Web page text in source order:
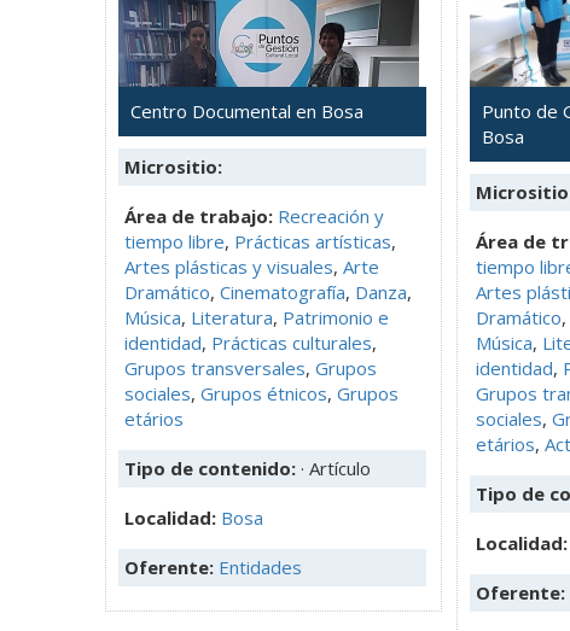
Centro Documental en Bosa
Micrositio:
Área de trabajo: Recreación y
tiempo libre, Prácticas artísticas,
Artes plásticas y visuales, Arte
Dramático, Cinematografía, Danza,
Música, Literatura, Patrimonio e
identidad, Prácticas culturales,
Grupos transversales, Grupos
sociales, Grupos étnicos, Grupos
etários
Tipo de contenido: · Artículo
Localidad: Bosa
Oferente: Entidades
Punto de
Bosa
Área de
tiempo
Artes
Dramático,
Música,
identidad,
Grupos
sociales,
etários,
Tipo de
Localidad:
Oferente: